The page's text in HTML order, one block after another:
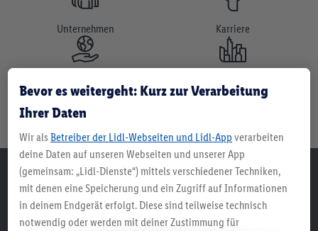
Unternehmen Karriere
Service & Hilfe
Sitemap
Bevor es weitergeht: Kurz zur Verarbeitung
Ihrer Daten
Wir als Betreiber der Lidl-Webseiten und Lidl-App verarbeiten
deine Daten auf unseren Webseiten und unserer App
(gemeinsam: „Lidl-Dienste“) mittels verschiedener Techniken,
mit denen eine Speicherung und ein Zugriff auf Informationen
in deinem Endgerät erfolgt. Diese sind teilweise technisch
notwendig oder werden mit deiner Zustimmung für